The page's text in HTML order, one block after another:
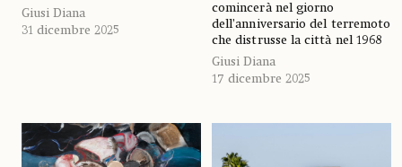
Giusi Diana
31 dicembre 2025
comincerà nel giorno
dell’anniversario del terremoto
che distrusse la città nel 1968
Giusi Diana
17 dicembre 2025